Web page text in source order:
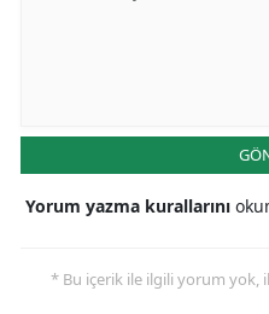
Yorum yazma kurallarını
* Bu içerik ile ilgili yorum yok,